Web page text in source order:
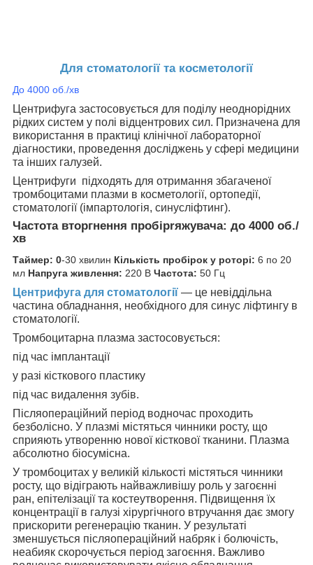
Для стоматології та косметології
До 4000 об./хв
Центрифуга застосовується для поділу неоднорідних
рідких систем у полі відцентрових сил. Призначена для
використання в практиці клінічної лабораторної
діагностики, проведення досліджень у сфері медицини
та інших галузей.
Центрифуги підходять для отримання збагаченої
тромбоцитами плазми в косметології, ортопедії,
стоматології (імпартологія, синусліфтинг).
Частота вторгнення пробіprяжувача: до 4000 об./
хв
Таймер: 0-30 хвилин Кількість пробірок у роторі: 6 по 20
мл Напруга живлення: 220 В Чaстота: 50 Гц
Центрифуга для стоматології — це невіддільна
частина обладнання, необхідного для синус ліфтингу в
стоматології.
Тромбоцитарна плазма застосовується:
під час імплантації
у разі кісткового пластику
під час видалення зубів.
Післяопераційний період водночас проходить
безболісно. У плазмі містяться чинники росту, що
сприяють утворенню нової кісткової тканини. Плазма
абсолютно біосумісна.
У тромбоцитах у великій кількості містяться чинники
росту, що відіграють найважливішу роль у загоєнні
ран, епітелізації та костеутворення. Підвищення їх
концентрації в галузі хірургічного втручання дає змогу
прискорити регенерацію тканин. У результаті
зменшується післяопераційний набряк і болючість,
неабияк скорочується період загоєння. Важливо